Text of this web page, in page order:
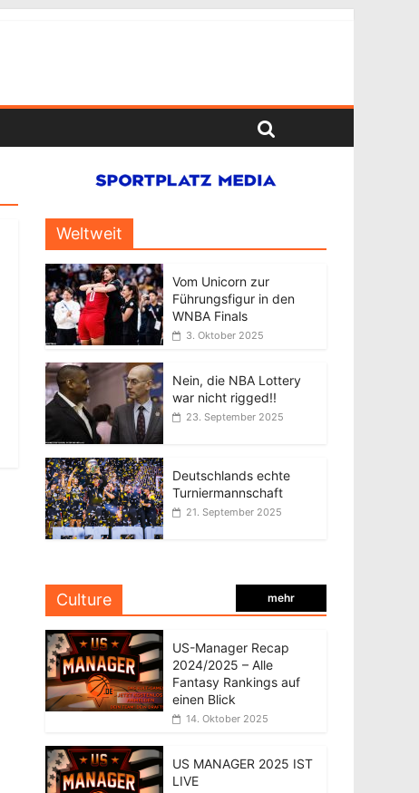
Weltweit
Vom Unicorn zur
Führungsfigur in den
WNBA Finals
3. Oktober 2025
Nein, die NBA Lottery
war nicht rigged!!
23. September 2025
Deutschlands echte
Turniermannschaft
21. September 2025
Culture mehr
US-Manager Recap
2024/2025 – Alle
Fantasy Rankings auf
einen Blick
14. Oktober 2025
US MANAGER 2025 IST
LIVE